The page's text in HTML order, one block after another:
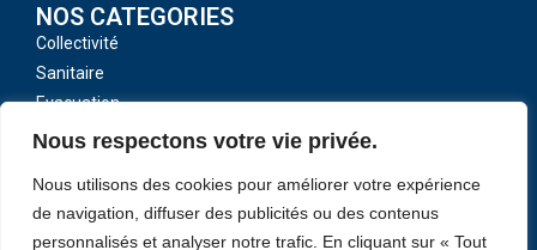
Nous respectons votre vie privée.
Nous utilisons des cookies pour améliorer votre expérience
de navigation, diffuser des publicités ou des contenus
personnalisés et analyser notre trafic. En cliquant sur « Tout
NOS CATEGORIES
Collectivité
Sanitaire
Evacuation
Toutes nos catégories
LIENS UTILES
CGV
Mentions légales